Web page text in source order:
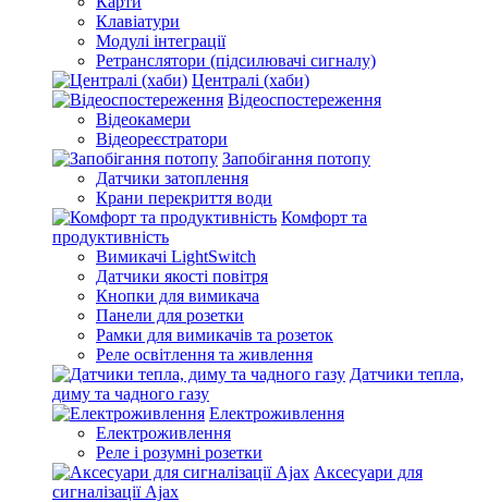
Клавіатури
Модулі інтеграції
Ретранслятори (підсилювачі сигналу)
Централі (хаби)
Відеоспостереження
Відеокамери
Відеореєстратори
Запобігання потопу
Датчики затоплення
Крани перекриття води
Комфорт та
продуктивність
Вимикачі LightSwitch
Датчики якості повітря
Кнопки для вимикача
Панели для розетки
Рамки для вимикачів та розеток
Реле освітлення та живлення
Датчики тепла,
диму та чадного газу
Електроживлення
Електроживлення
Реле і розумні розетки
Аксесуари для
сигналізації Ajax